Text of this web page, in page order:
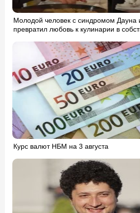
Молодой человек с синдромом Дауна
превратил любовь к кулинарии в
Курс валют НБМ на 3 августа